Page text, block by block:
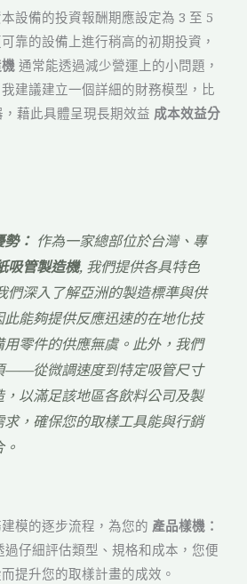
設備的投資報酬期應設定為 3 至 5
靠的設備上進行稍高的初期投資，
通常能透過減少營運上的小問題，
建議建立一個詳細的財務模型，比
藉此具體呈現長期效益 成本效益分
： 作為一家總部位於台灣、專
吸管製造機, 我們提供各具特色
們深入了解亞洲的製造標準與供
能夠提供反應迅速的在地化技
零件的供應無虞。此外，我們
——從微調速度到特定吸管尺寸
以滿足該地區各飲料公司及製
，確保您的取樣工具能與行銷
模的逐步流程，為您的 產品樣機：
過仔細評估類型、規格和成本，您便
提升您的取樣計畫的成效。